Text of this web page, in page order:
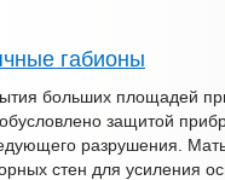
габионы
больших площадей
защитой
разрушения.
стен для усиления